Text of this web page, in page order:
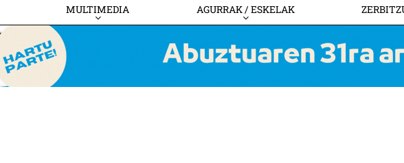
MULTIMEDIA AGURRAK / ESKELAK